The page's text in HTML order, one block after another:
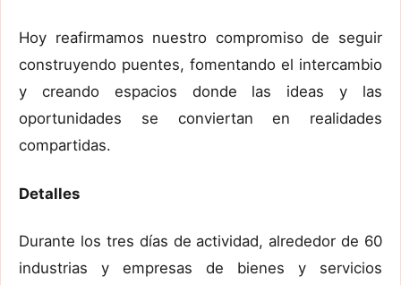
Hoy reafirmamos nuestro compromiso de seguir
construyendo puentes, fomentando el intercambio
y creando espacios donde las ideas y las
oportunidades se conviertan en realidades
compartidas.
Detalles
Durante los tres días de actividad, alrededor de 60
industrias y empresas de bienes y servicios